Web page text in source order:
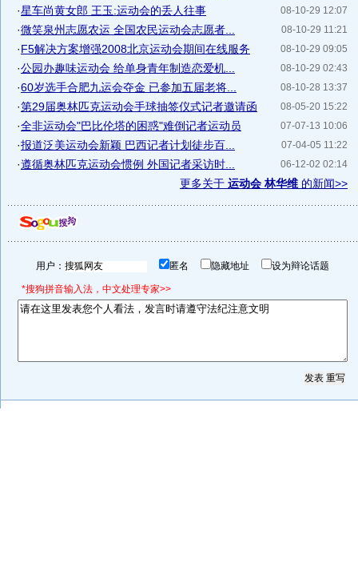
08-10-29 12:07
·星车尚黄女郎 王玉:运动会的丢人往事
08-10-29 11:21
·微笑泉州志愿农运 全国农民运动会志愿者...
08-10-29 09:05
·F5解决方案增强2008北京运动会期间在线服务
08-10-29 02:43
·公园办趣味运动会 给单身青年制造恋爱机...
08-10-28 13:37
·60岁选手合肥九运会夺金 已参加五届老将...
08-05-20 15:22
·第29届奥林匹克运动会手球抽签仪式记者邀请函
07-07-13 10:06
·全非运动会"巴比伦塔的困惑"难倒记者运动员
07-04-05 11:22
·报道泛美运动会新颖 巴西记者计划徒步百...
06-12-02 02:14
·遵循奥林匹克运动会惯例 外国记者采访时...
更多关于 运动会 林华维 的新闻>>
用户： 匿名 隐藏地址 设为辩论话题
*搜狗拼音输入法，中文处理专家>>